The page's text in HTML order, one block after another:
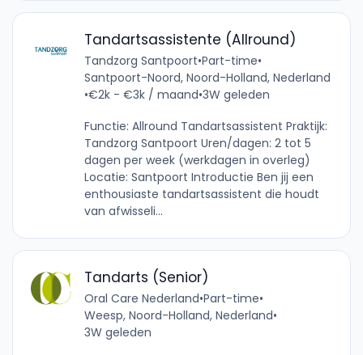
Tandartsassistente (Allround)
Tandzorg Santpoort•Part-time•
Santpoort-Noord, Noord-Holland, Nederland
•€2k - €3k / maand•3W geleden
Functie: Allround Tandartsassistent Praktijk:
Tandzorg Santpoort Uren/dagen: 2 tot 5
dagen per week (werkdagen in overleg)
Locatie: Santpoort Introductie Ben jij een
enthousiaste tandartsassistent die houdt
van afwisseli...
Tandarts (Senior)
Oral Care Nederland•Part-time•
Weesp, Noord-Holland, Nederland•
3W geleden